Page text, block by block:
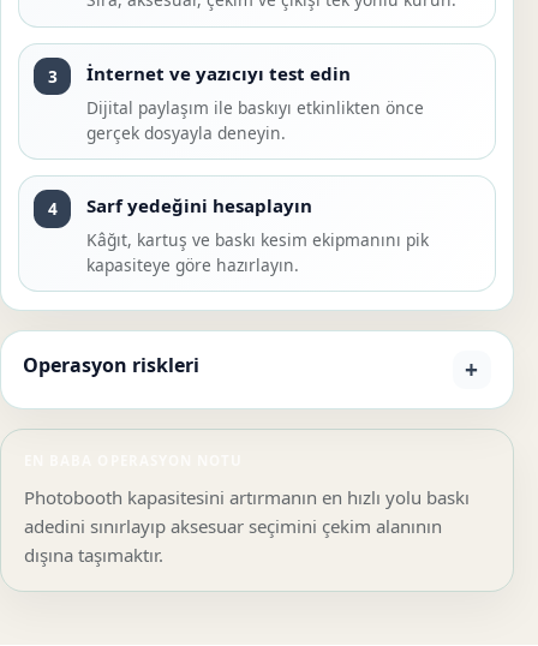
3 İnternet ve yazıcıyı test edin
Dijital paylaşım ile baskıyı etkinlikten önce
gerçek dosyayla deneyin.
4 Sarf yedeğini hesaplayın
Kâğıt, kartuş ve baskı kesim ekipmanını pik
kapasiteye göre hazırlayın.
Operasyon riskleri
Photobooth kapasitesini artırmanın en hızlı yolu baskı
adedini sınırlayıp aksesuar seçimini çekim alanının
dışına taşımaktır.